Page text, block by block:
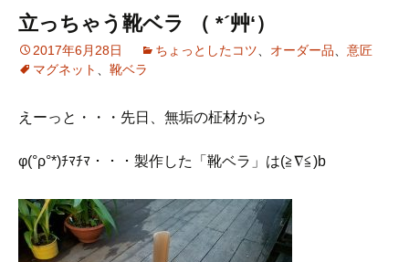
立っちゃう靴ベラ （ *´艸‘）
2017年6月28日 ちょっとしたコツ オーダー品
意匠
マグネット
靴ベラ
えーっと・・・先日、無垢の柾材から
φ(°ρ°*)ﾁﾏﾁﾏ・・・製作した「靴ベラ」は(≧∇≦)b